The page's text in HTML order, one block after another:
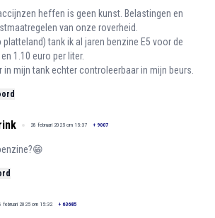
heffen is geen kunst. Belastingen en
van onze roverheid.
platteland) tank ik al jaren benzine E5 voor de
1.10 euro per liter.
in mijn tank echter controleerbaar in mijn beurs.
28 februari 2025 om 15:37 + 9007
februari 2025 om 15:32 + 63685